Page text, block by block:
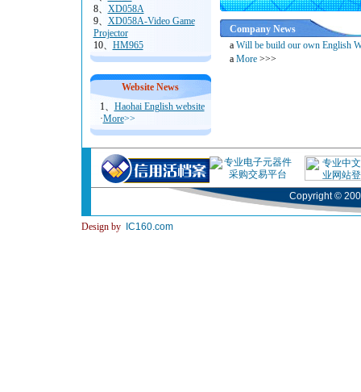
8、 XD058A
9、 XD058A-Video Game
Projector
10、 HM965
Website News
1、 Haohai English website
·More>>
Company News
a Will be build our own English
a More >>>
Copyright ©
Design by IC160.com